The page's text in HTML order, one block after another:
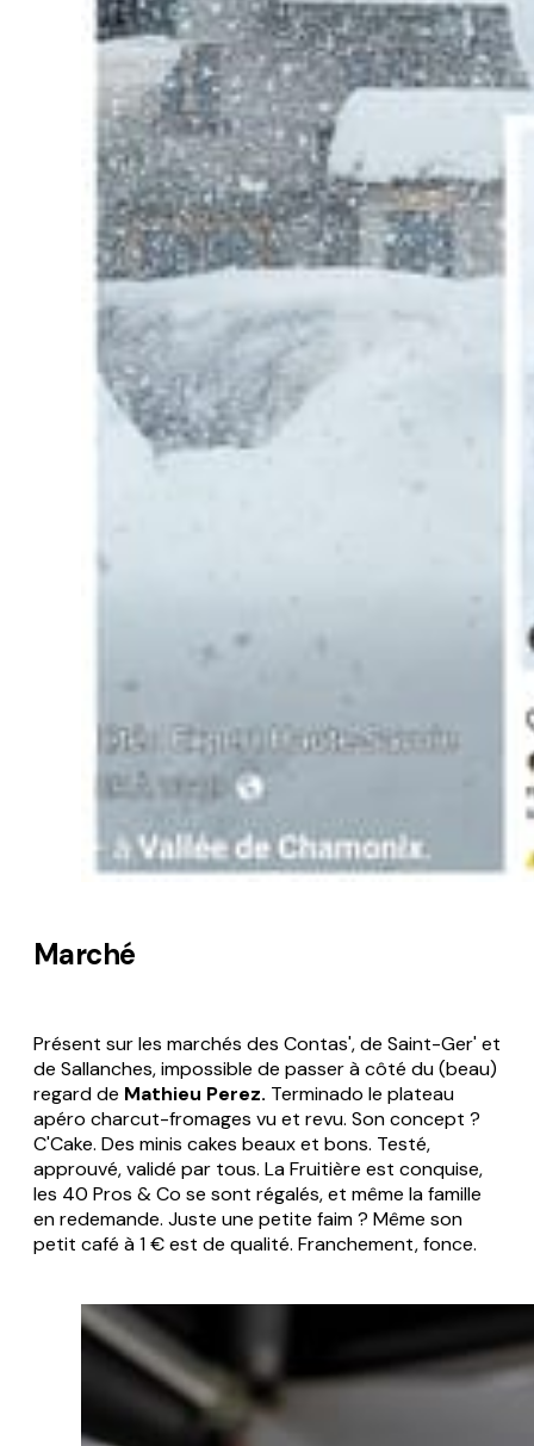
Marché
Présent sur les marchés des Contas', de Saint-Ger' et
de Sallanches, impossible de passer à côté du (beau)
regard de Mathieu Perez. Terminado le plateau
apéro charcut-fromages vu et revu. Son concept ?
C'Cake. Des minis cakes beaux et bons. Testé,
approuvé, validé par tous. La Fruitière est conquise,
les 40 Pros & Co se sont régalés, et même la famille
en redemande. Juste une petite faim ? Même son
petit café à 1 € est de qualité. Franchement, fonce.